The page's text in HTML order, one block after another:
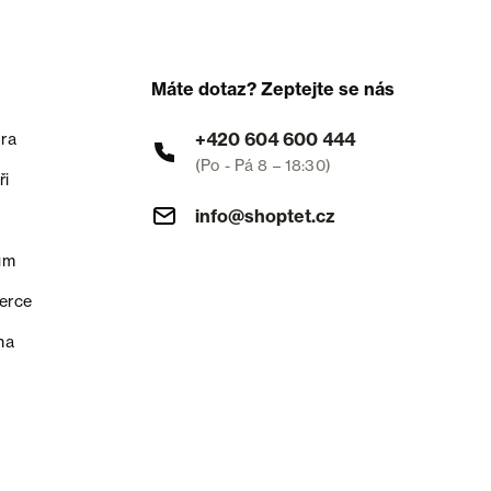
Máte dotaz? Zeptejte se nás
+420 604 600 444
(Po - Pá 8 – 18:30)
info@shoptet.cz